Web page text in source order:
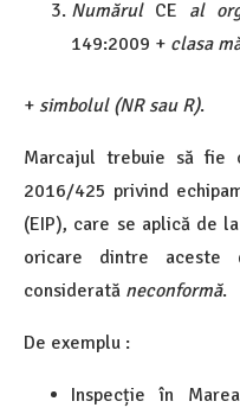
Numărul CE al
149:2009 + clasa
+ simbolul (NR sau R).
Marcajul trebuie să fie
2016/425 privind
(EIP), care se aplică de
oricare dintre aceste
considerată neconformă.
De exemplu :
Inspecție în